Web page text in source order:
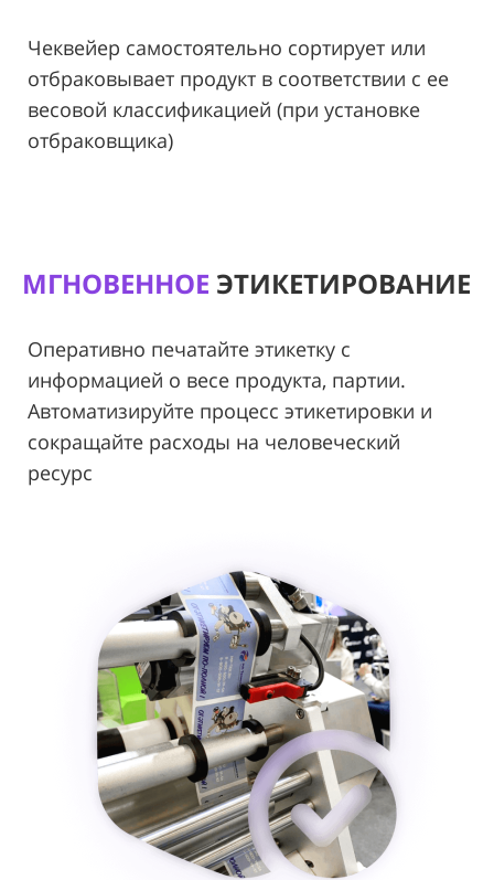
Чеквейер самостоятельно сортирует или
отбраковывает продукт в соответствии с ее
весовой классификацией (при установке
отбраковщика)
МГНОВЕННОЕ ЭТИКЕТИРОВАНИЕ
Оперативно печатайте этикетку с
информацией о весе продукта, партии.
Автоматизируйте процесс этикетировки и
сокращайте расходы на человеческий
ресурс